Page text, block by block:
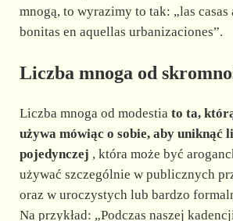
mnogą, to wyrazimy to tak: „las casas
bonitas en aquellas urbanizaciones”.
Liczba mnoga od
Liczba mnoga od modestia to ta,
używa mówiąc o sobie, aby uniknąć
pojedynczej , która może być
używać szczególnie w publicznych
oraz w uroczystych lub bardzo
Na przykład: „Podczas naszej